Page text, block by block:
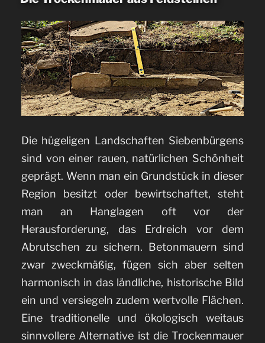
im
Hof“
Die hügeligen Landschaften Siebenbürgens
sind von einer rauen, natürlichen Schönheit
geprägt. Wenn man ein Grundstück in dieser
Region besitzt oder bewirtschaftet, steht
man an Hanglagen oft vor der
Herausforderung, das Erdreich vor dem
Abrutschen zu sichern. Betonmauern sind
zwar zweckmäßig, fügen sich aber selten
harmonisch in das ländliche, historische Bild
ein und versiegeln zudem wertvolle Flächen.
Eine traditionelle und ökologisch weitaus
sinnvollere Alternative ist die Trockenmauer